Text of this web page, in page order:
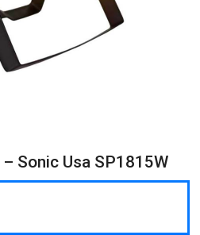
Sonic Usa SP1815W